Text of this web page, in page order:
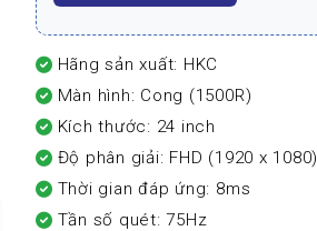
Hãng sản xuất: HKC
Màn hình: Cong (1500R)
Kích thước: 24 inch
Độ phân giải: FHD (1920 x 1080)
Thời gian đáp ứng: 8ms
Tần số quét: 75Hz